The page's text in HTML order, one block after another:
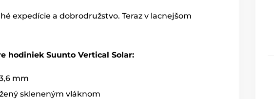
expedície a dobrodružstvo. Teraz v lacnejšom
hodiniek Suunto Vertical Solar:
mm
skleneným vláknom